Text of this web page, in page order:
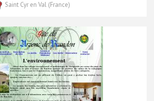
Saint Cyr en Val (France)